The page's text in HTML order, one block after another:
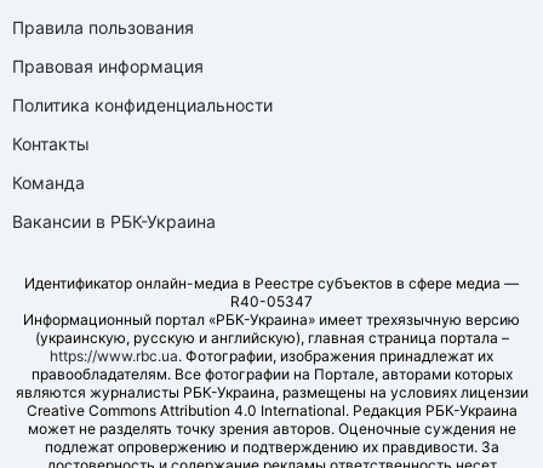
Правила пользования
Правовая информация
Политика конфиденциальности
Контакты
Команда
Вакансии в РБК-Украина
Идентификатор онлайн-медиа в Реестре субъектов в сфере медиа —
R40-05347
Информационный портал «РБК-Украина» имеет трехязычную версию
(украинскую, русскую и английскую), главная страница портала –
https://www.rbc.ua. Фотографии, изображения принадлежат их
правообладателям. Все фотографии на Портале, авторами которых
являются журналисты РБК-Украина, размещены на условиях лицензии
Creative Commons Attribution 4.0 International. Редакция РБК-Украина
может не разделять точку зрения авторов. Оценочные суждения не
подлежат опровержению и подтверждению их правдивости. За